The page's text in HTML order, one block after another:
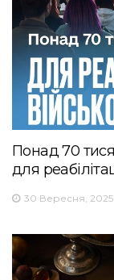
Понад 70
для
30 Вересня, 2025